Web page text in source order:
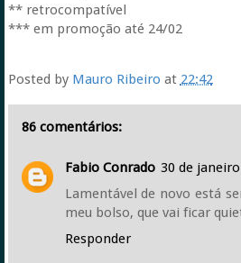
** retrocompatível
*** em promoção até 24/02
Posted by Mauro Ribeiro at 22:42
86 comentários:
Fabio Conrado 30 de
Lamentável de novo está
meu bolso, que vai ficar
Responder